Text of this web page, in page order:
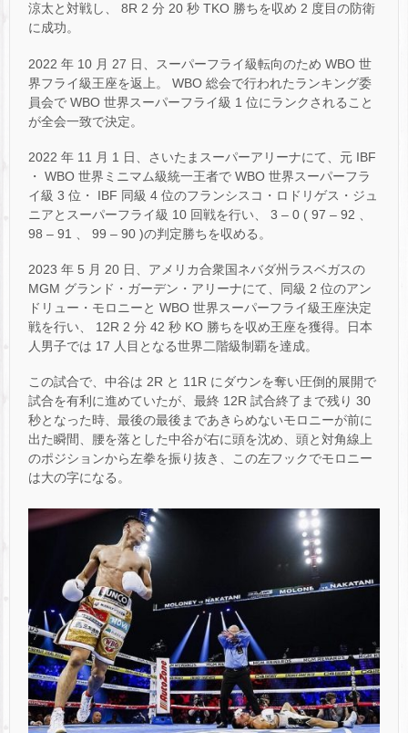
涼太と対戦し、 8R 2 分 20 秒 TKO 勝ちを収め 2 度目の防衛
に成功。
2022 年 10 月 27 日、スーパーフライ級転向のため WBO 世
界フライ級王座を返上。 WBO 総会で行われたランキング委
員会で WBO 世界スーパーフライ級 1 位にランクされること
が全会一致で決定。
2022 年 11 月 1 日、さいたまスーパーアリーナにて、元 IBF
・ WBO 世界ミニマム級統一王者で WBO 世界スーパーフラ
イ級 3 位・ IBF 同級 4 位のフランシスコ・ロドリゲス・ジュ
ニアとスーパーフライ級 10 回戦を行い、 3 – 0 ( 97 – 92 、
98 – 91 、 99 – 90 )の判定勝ちを収める。
2023 年 5 月 20 日、アメリカ合衆国ネバダ州ラスベガスの
MGM グランド・ガーデン・アリーナにて、同級 2 位のアン
ドリュー・モロニーと WBO 世界スーパーフライ級王座決定
戦を行い、 12R 2 分 42 秒 KO 勝ちを収め王座を獲得。日本
人男子では 17 人目となる世界二階級制覇を達成。
この試合で、中谷は 2R と 11R にダウンを奪い圧倒的展開で
試合を有利に進めていたが、最終 12R 試合終了まで残り 30
秒となった時、最後の最後まであきらめないモロニーが前に
出た瞬間、腰を落とした中谷が右に頭を沈め、頭と対角線上
のポジションから左拳を振り抜き、この左フックでモロニー
は大の字になる。